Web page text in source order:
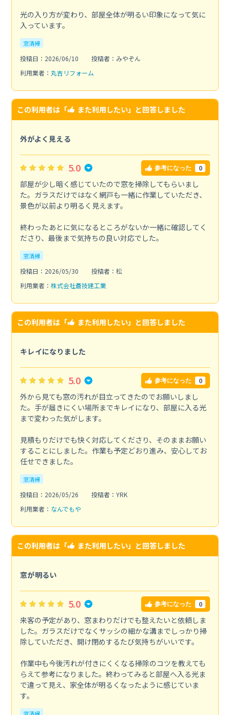
光の入り方が変わり、部屋全体が明るい印象になって気に
入っています。
窓清掃
投稿日：2026/06/10
投稿者：みやぞん
利用業者： 丸吉リフォーム
この利用者は「 また利用したい」と回答しました
外がよく見える
5.0 参考になった 0
部屋が少し暗く感じていたので窓を掃除してもらいまし
た。ガラスだけではなく網戸も一緒に作業していただき、
景色が以前より明るく見えます。
終わったあとに気になるところがないか一緒に確認してく
ださり、最後まで気持ちの良い対応でした。
窓清掃
投稿日：2026/05/30
投稿者：松
利用業者： 株式会社蒼技建工業
この利用者は「 また利用したい」と回答しました
キレイになりました
5.0 参考になった 0
外から見ても窓の汚れが目立ってきたのでお願いしまし
た。手が届きにくい場所までキレイになり、部屋に入る光
まで変わった気がします。
見積もりだけでも快く対応してくださり、そのままお願い
することにしました。作業も予定どおり進み、安心してお
任せできました。
窓清掃
投稿日：2026/05/26
投稿者：YRK
利用業者： なんでもや
この利用者は「 また利用したい」と回答しました
窓が明るい
5.0 参考になった 0
来客の予定があり、窓まわりだけでも整えたいと依頼しま
した。ガラスだけでなくサッシの細かな溝までしっかり掃
除していただき、開け閉めするたび気持ちがいいです。
作業中も今後汚れが付きにくくなる掃除のコツを教えても
らえて参考になりました。終わってみると部屋へ入る光ま
で違って見え、家全体が明るくなったように感じていま
す。